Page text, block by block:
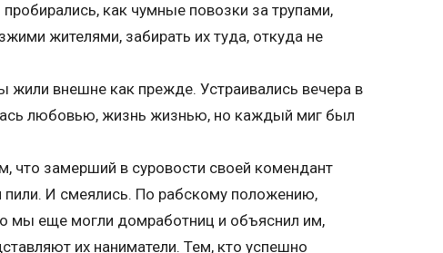
как чумные повозки за трупами,
жителями, забирать их туда, откуда не
жили внешне как прежде. Устраивались вечера в
любовью, жизнь жизнью, но каждый миг был
что замерший в суровости своей комендант
пили. И смеялись. По рабскому положению,
мы еще могли домработниц и объяснил им,
их наниматели. Тем, кто успешно